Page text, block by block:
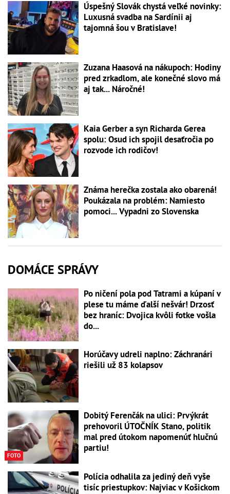
Úspešný Slovák chystá veľké novinky:
Luxusná svadba na Sardínii aj
tajomná šou v Bratislave!
Zuzana Haasová na nákupoch: Hodiny
pred zrkadlom, ale konečné slovo má
aj tak... Náročné!
Kaia Gerber a syn Richarda Gerea
spolu: Osud ich spojil desaťročia po
rozvode ich rodičov!
Známa herečka zostala ako obarená!
Poukázala na problém: Namiesto
pomoci... Vypadni zo Slovenska
DOMÁCE SPRÁVY
Po ničení pola pod Tatrami a kúpaní v
plese tu máme ďalší nešvár! Drzosť
bez hraníc: Dvojica kvôli fotke vošla
do...
Horúčavy udreli naplno: Záchranári
riešili už 83 kolapsov
FOTO
Dobitý Ferenčák na ulici: Prvýkrát
prehovoril ÚTOČNÍK Stano, politik
mal pred útokom napomenúť hlučnú
partiu!
Polícia odhalila za jediný deň vyše
tisíc priestupkov: Najviac v Košickom